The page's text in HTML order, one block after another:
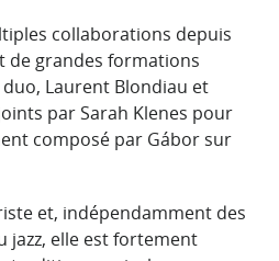
collaborations depuis
de grandes formations
Laurent Blondiau et
par Sarah Klenes pour
composé par Gábor sur
et, indépendamment des
jazz, elle est fortement